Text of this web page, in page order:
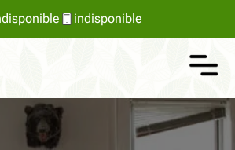
indisponible